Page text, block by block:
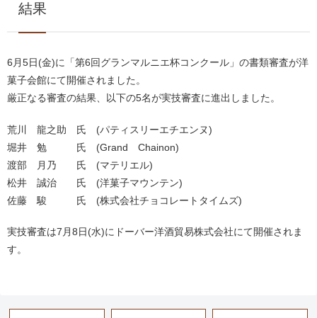
結果
6月5日(金)に「第6回グランマルニエ杯コンクール」の書類審査が洋
菓子会館にて開催されました。
厳正なる審査の結果、以下の5名が実技審査に進出しました。
荒川 龍之助 氏 (パティスリーエチエンヌ)
堀井 勉 氏 (Grand Chainon)
渡部 月乃 氏 (マテリエル)
松井 誠治 氏 (洋菓子マウンテン)
佐藤 駿 氏 (株式会社チョコレートタイムズ)
実技審査は7月8日(水)にドーバー洋酒貿易株式会社にて開催されま
す。